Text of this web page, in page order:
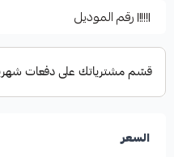
رقم الموديل
السعر